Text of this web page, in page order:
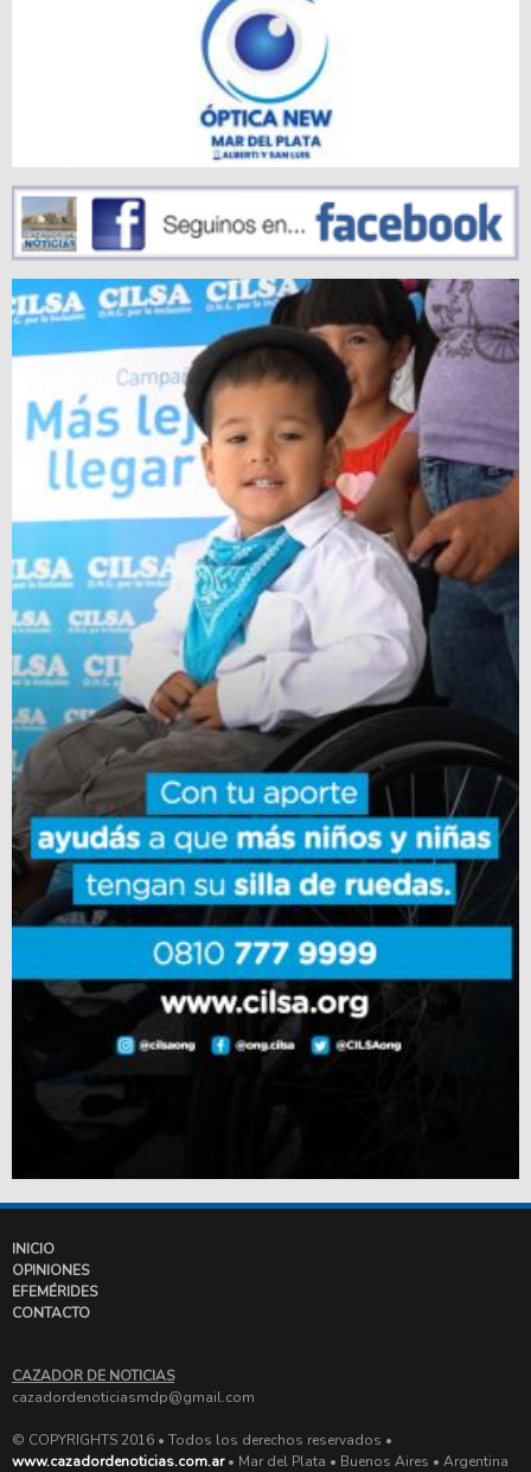
INICIO
OPINIONES
EFEMÉRIDES
CONTACTO
CAZADOR DE NOTICIAS
cazadordenoticiasmdp@gmail.com
© COPYRIGHTS 2016 • Todos los derechos reservados •
www.cazadordenoticias.com.ar• Mar del Plata • Buenos Aires • Argentina